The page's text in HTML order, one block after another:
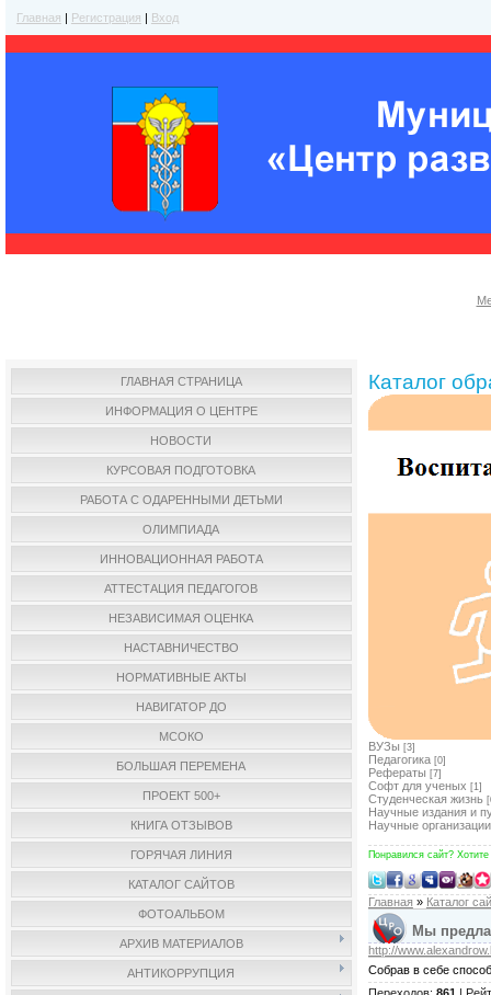
Главная | Регистрация | Вход
ГЛАВНАЯ СТРАНИЦА
ИНФОРМАЦИЯ О ЦЕНТРЕ
НОВОСТИ
КУРСОВАЯ ПОДГОТОВКА
РАБОТА С ОДАРЕННЫМИ ДЕТЬМИ
ОЛИМПИАДА
ИННОВАЦИОННАЯ РАБОТА
АТТЕСТАЦИЯ ПЕДАГОГОВ
НЕЗАВИСИМАЯ ОЦЕНКА
НАСТАВНИЧЕСТВО
НОРМАТИВНЫЕ АКТЫ
НАВИГАТОР ДО
МСОКО
БОЛЬШАЯ ПЕРЕМЕНА
ПРОЕКТ 500+
КНИГА ОТЗЫВОВ
ГОРЯЧАЯ ЛИНИЯ
КАТАЛОГ САЙТОВ
ФОТОАЛЬБОМ
АРХИВ МАТЕРИАЛОВ
АНТИКОРРУПЦИЯ
Каталог
ВУЗы [3]
Педагогика [0]
Рефераты [7]
Софт для ученых [1]
Студенческая жизнь
Научные издания и
Научные организации
Понравился сайт?
Главная » Каталог
Мы
http://
Собрав в себе